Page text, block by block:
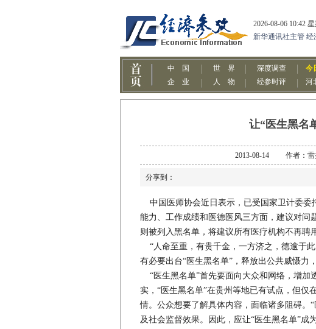
让“医生黑名
2013-08-14 作者：
分享到：
中国医师协会近日表示，已受国家卫计委委
能力、工作成绩和医德医风三方面，建议对问
则被列入黑名单，将建议所有医疗机构不再聘
“人命至重，有贵千金，一方济之，德逾于
有必要出台“医生黑名单”，释放出公共威慑
“医生黑名单”首先要面向大众和网络，增加
实，“医生黑名单”在贵州等地已有试点，但仅
情。公众想要了解具体内容，面临诸多阻碍。
及社会监督效果。因此，应让“医生黑名单”